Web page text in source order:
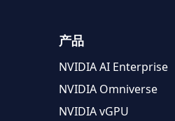
产品
NVIDIA AI Enterprise
NVIDIA Omniverse
NVIDIA vGPU